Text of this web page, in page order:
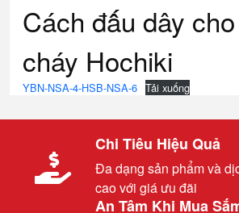
Cách đấu dây
cháy Hochiki
YBN-NSA-4-HSB-NSA-6 Tải xuống
Chi Tiêu Hiệu Quả
Đa dạng sản phẩm và
cao với giá ưu đãi
An Tâm Khi Mua